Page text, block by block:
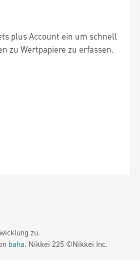
plus Account ein um schnell
zu Wertpapiere zu erfassen.
zu.
baha. Nikkei 225 ©Nikkei Inc.